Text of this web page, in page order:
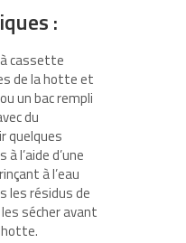
:
cassette
de la hotte et
un bac rempli
du
quelques
l’aide d’une
à l’eau
les résidus de
les sécher avant